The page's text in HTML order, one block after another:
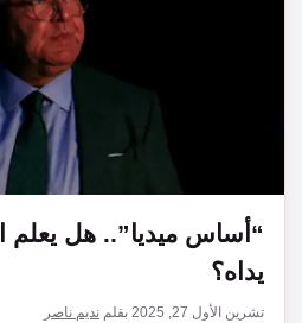
“أساس ميديا”.. هل يعلم
يداه؟
تشرين الأول 27, 2025 بقلم نديم ناصر